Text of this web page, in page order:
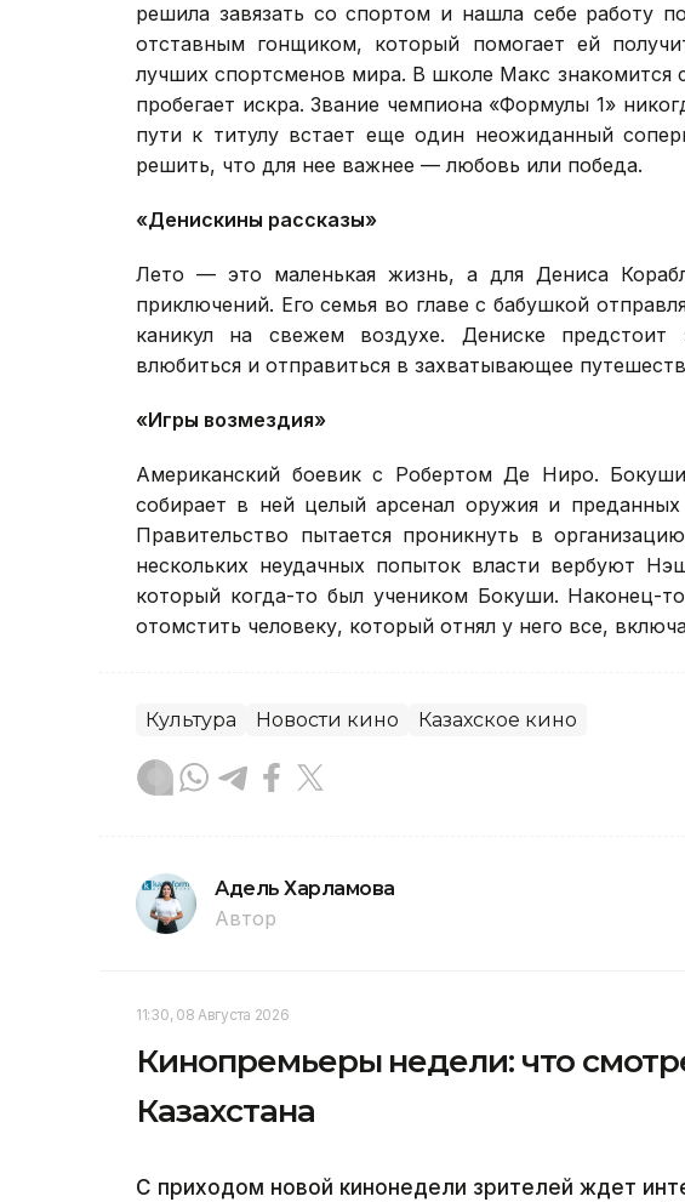
решила завязать со спортом и нашла себе работу
отставным гонщиком, который помогает ей
лучших спортсменов мира. В школе Макс
пробегает искра. Звание чемпиона «Формулы 1»
пути к титулу встает еще один неожиданный
решить, что для нее важнее — любовь или победа.
«Денискины рассказы»
Лето — это маленькая жизнь, а для Дениса
приключений. Его семья во главе с бабушкой
каникул на свежем воздухе. Дениске предстоит
влюбиться и отправиться в захватывающее
«Игры возмездия»
Американский боевик с Робертом Де Ниро.
собирает в ней целый арсенал оружия и
Правительство пытается проникнуть в
нескольких неудачных попыток власти вербуют
который когда-то был учеником Бокуши. Наконец-
отомстить человеку, который отнял у него все,
Культура Новости кино Казахское кино
Адель Харламова
Автор
11:30, 08 Августа 2026
Кинопремьеры недели: что
Казахстана
С приходом новой кинонедели зрителей ждет